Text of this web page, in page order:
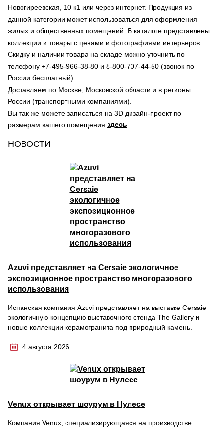
Новогиреевская, 10 к1 или через интернет. Продукция из
данной категории может использоваться для оформления
жилых и общественных помещений. В каталоге представлены
коллекции и товары с ценами и фотографиями интерьеров.
Скидку и наличии товара на складе можно уточнить по
телефону +7-495-966-38-80 и 8-800-707-44-50 (звонок по
России бесплатный).
Доставляем по Москве, Московской области и в регионы
России (транспортными компаниями).
Вы так же можете записаться на 3D дизайн-проект по
размерам вашего помещения здесь
НОВОСТИ
Azuvi представляет на Cersaie экологичное
экспозиционное пространство многоразового
использования
Испанская компания Azuvi представляет на выставке Cersaie
экологичную концепцию выставочного стенда The Gallery и
новые коллекции керамогранита под природный камень.
4 августа 2026
Venux открывает шоурум в Нулесе
Компания Venux, специализирующаяся на производстве